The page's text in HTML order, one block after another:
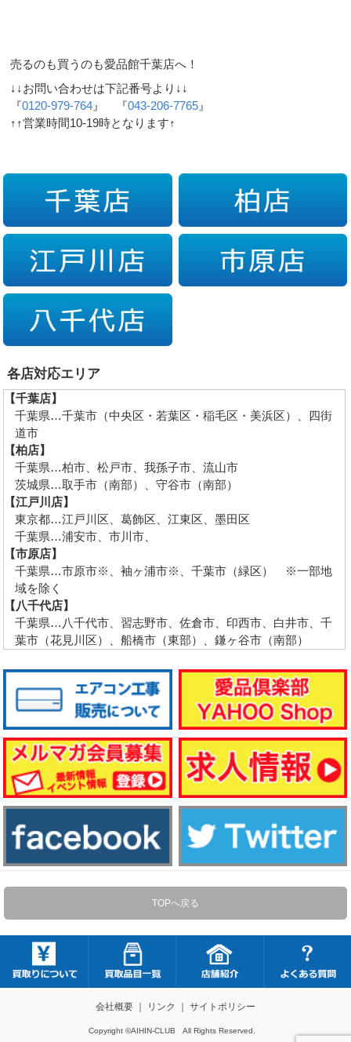
売るのも買うのも愛品館千葉店へ！
↓↓お問い合わせは下記番号より↓↓
『0120-979-764 』 『043-206-7765 』
↑↑営業時間10-19時となります↑
各店対応エリア
【千葉店】
千葉県…千葉市（中央区・若葉区・稲毛区・美浜区）、四街
道市
【柏店】
千葉県…柏市、松戸市、我孫子市、流山市
茨城県…取手市（南部）、守谷市（南部）
【江戸川店】
東京都…江戸川区、葛飾区、江東区、墨田区
千葉県…浦安市、市川市、
【市原店】
千葉県…市原市※、袖ヶ浦市※、千葉市（緑区） ※一部地
域を除く
【八千代店】
千葉県…八千代市、習志野市、佐倉市、印西市、白井市、千
葉市（花見川区）、船橋市（東部）、鎌ヶ谷市（南部）
TOPへ戻る
会社概要｜ リンク ｜ サイトポリシー
Copyright ©AIHIN-CLUB All Rights Reserved.